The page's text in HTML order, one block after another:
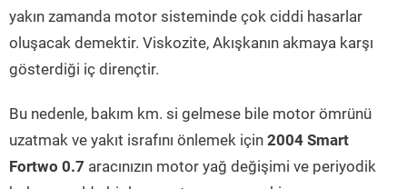
yakın zamanda motor sisteminde çok ciddi hasarlar
oluşacak demektir. Viskozite, Akışkanın akmaya karşı
gösterdiği iç dirençtir.
Bu nedenle, bakım km. si gelmese bile motor ömrünü
uzatmak ve yakıt israfını önlemek için 2004 Smart
Fortwo 0.7 aracınızın motor yağ değişimi ve periyodik